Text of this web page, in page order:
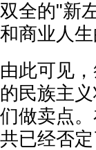
双全的"新
和商业人
由此可见
的民族主
们做卖点
共已经否